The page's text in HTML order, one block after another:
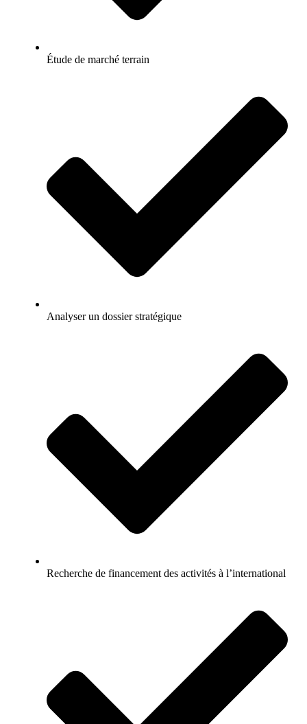
Étude de marché terrain
Analyser un dossier stratégique
Recherche de financement des activités à l’international